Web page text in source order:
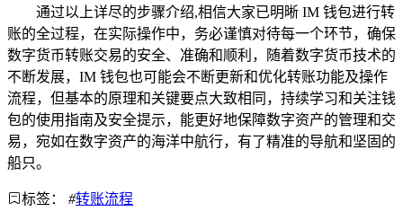
通过以上详尽的步骤介绍,相信大家已明晰 IM 钱包进行转
账的全过程，在实际操作中，务必谨慎对待每一个环节，确保
数字货币转账交易的安全、准确和顺利，随着数字货币技术的
不断发展，IM 钱包也可能会不断更新和优化转账功能及操作
流程，但基本的原理和关键要点大致相同，持续学习和关注钱
包的使用指南及安全提示，能更好地保障数字资产的管理和交
易，宛如在数字资产的海洋中航行，有了精准的导航和坚固的
船只。
标签： #转账流程